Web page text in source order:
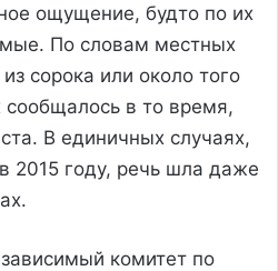
ощущение, будто по их
По словам местных
сорока или около того
сообщалось в то время,
В единичных случаях,
2015 году, речь шла даже
комитет по